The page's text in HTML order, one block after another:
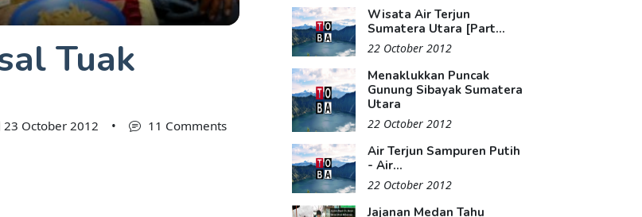
Tuak
23 October 2012 • 11 Comments
Wisata Air Terjun
Sumatera Utara [Part...
22 October 2012
Menaklukkan Puncak
Gunung Sibayak Sumatera
Utara
22 October 2012
Air Terjun Sampuren Putih
- Air...
22 October 2012
Jajanan Medan Tahu